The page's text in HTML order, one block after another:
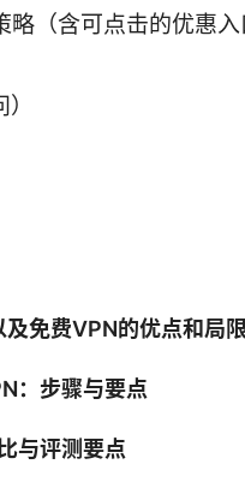
略（含可点击的优惠
免费VPN的优点和局
：步骤与要点
与评测要点